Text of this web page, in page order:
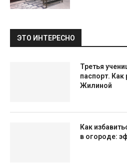
ЭТО ИНТЕРЕСНО
Третья
паспорт. Как
Жилиной
Как
в огороде: